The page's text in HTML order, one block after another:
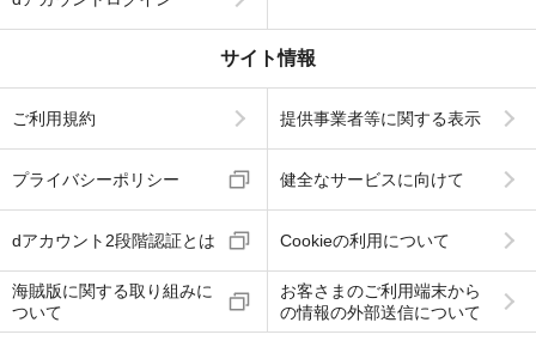
サイト情報
ご利用規約 提供事業者等に関する表示
プライバシーポリシー 健全なサービスに向けて
dアカウント2段階認証とは Cookieの利用について
海賊版に関する取り組みに
ついて
お客さまのご利用端末から
の情報の外部送信について